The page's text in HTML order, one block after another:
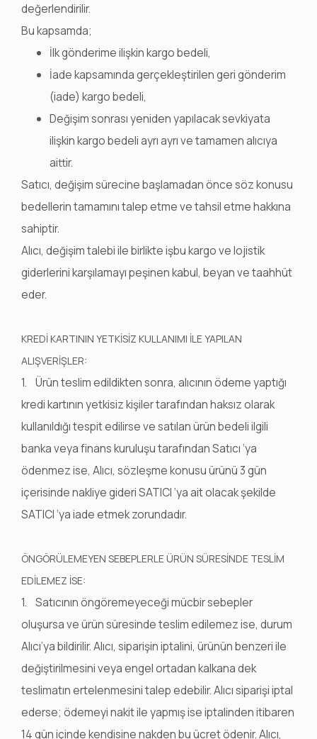
değerlendirilir.
Bu kapsamda;
İlk gönderime ilişkin kargo bedeli,
İade kapsamında gerçekleştirilen geri gönderim
(iade) kargo bedeli,
Değişim sonrası yeniden yapılacak sevkiyata
ilişkin kargo bedeli ayrı ayrı ve tamamen alıcıya
aittir.
Satıcı, değişim sürecine başlamadan önce söz konusu
bedellerin tamamını talep etme ve tahsil etme hakkına
sahiptir.
Alıcı, değişim talebi ile birlikte işbu kargo ve lojistik
giderlerini karşılamayı peşinen kabul, beyan ve taahhüt
eder.
KREDİ KARTININ YETKİSİZ KULLANIMI İLE YAPILAN
ALIŞVERİŞLER:
1. Ürün teslim edildikten sonra, alıcının ödeme yaptığı
kredi kartının yetkisiz kişiler tarafından haksız olarak
kullanıldığı tespit edilirse ve satılan ürün bedeli ilgili
banka veya finans kuruluşu tarafından Satıcı ‘ya
ödenmez ise, Alıcı, sözleşme konusu ürünü 3 gün
içerisinde nakliye gideri SATICI ‘ya ait olacak şekilde
SATICI ‘ya iade etmek zorundadır.
ÖNGÖRÜLEMEYEN SEBEPLERLE ÜRÜN SÜRESİNDE TESLİM
EDİLEMEZ İSE:
1. Satıcının öngöremeyeceği mücbir sebepler
oluşursa ve ürün süresinde teslim edilemez ise, durum
Alıcı’ya bildirilir. Alıcı, siparişin iptalini, ürünün benzeri ile
değiştirilmesini veya engel ortadan kalkana dek
teslimatın ertelenmesini talep edebilir. Alıcı siparişi iptal
ederse; ödemeyi nakit ile yapmış ise iptalinden itibaren
14 gün içinde kendisine nakden bu ücret ödenir. Alıcı,